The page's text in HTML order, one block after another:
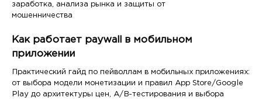
заработка, анализа рынка и защиты от
мошенничества
Как работает paywall в мобильном
приложении
Практический гайд по пейволлам в мобильных приложениях:
от выбора модели монетизации и правил App Store/Google
Play до архитектуры цен, A/B-тестирования и выбора